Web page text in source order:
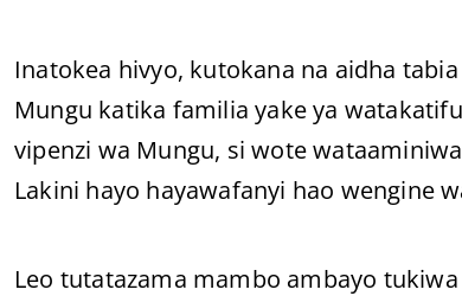
Inatokea hivyo, kutokana na aidha
Mungu katika familia yake ya
vipenzi wa Mungu, si wote
Lakini hayo hayawafanyi hao wengine
Leo tutatazama mambo ambayo